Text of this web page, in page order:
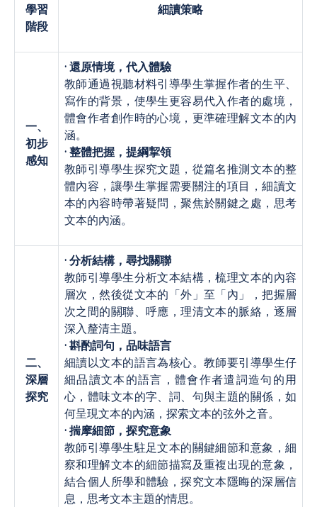
學習
階段
細讀策略
一、
初步
感知
· 還原情境，代入體驗
教師通過視聽材料引導學生掌握作者的生平、
寫作的背景，使學生更容易代入作者的處境，
體會作者創作時的心境，更準確理解文本的內
涵。
· 整體把握，提綱挈領
教師引導學生探究文題，從篇名推測文本的整
體內容，讓學生掌握需要關注的項目，細讀文
本的內容時帶著疑問，聚焦於關鍵之處，思考
文本的內涵。
二、
深層
探究
· 分析結構，尋找關聯
教師引導學生分析文本結構，梳理文本的內容
層次，然後從文本的「外」至「內」，把握層
次之間的關聯、呼應，理清文本的脈絡，逐層
深入釐清主題。
· 斟酌詞句，品味語言
細讀以文本的語言為核心。教師要引導學生仔
細品讀文本的語言，體會作者遣詞造句的用
心，體味文本的字、詞、句與主題的關係，如
何呈現文本的內涵，探索文本的弦外之音。
· 揣摩細節，探究意象
教師引導學生駐足文本的關鍵細節和意象，細
察和理解文本的細節描寫及重複出現的意象，
結合個人所學和體驗，探究文本隱晦的深層信
息，思考文本主題的情思。